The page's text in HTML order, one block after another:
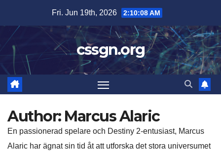
content
Fri. Jun 19th, 2026 2:10:10 AM
cssgn.org
Author: Marcus Alaric
En passionerad spelare och Destiny 2-entusiast, Marcus
Alaric har ägnat sin tid åt att utforska det stora universumet